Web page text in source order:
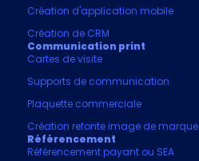
Création d'application mobile
Création de CRM
Communication print
Cartes de visite
Supports de communication
Plaquette commerciale
Création refonte image de marque
Référencement
Référencement payant ou SEA